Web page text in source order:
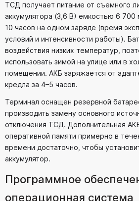
ТСД получает питание от съемного
аккумулятора (3,6 В) емкостью 6
10 часов на одном заряде (время
условий и интенсивности работы).
воздействия низких температур,
использовать зимой на улице или в
помещении. АКБ заряжается от
кредла за 4–5 часов.
Терминал оснащен резервной
производить замену основного
отключения ТСД. Дополнительная
оперативной памяти примерно в
времени достаточно, чтобы
аккумулятор.
Программное
операционная система